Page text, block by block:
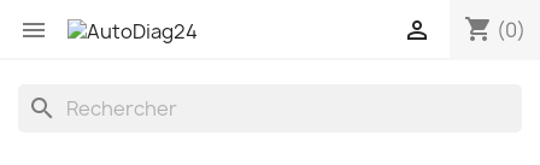
 shopping_cart (0)

search